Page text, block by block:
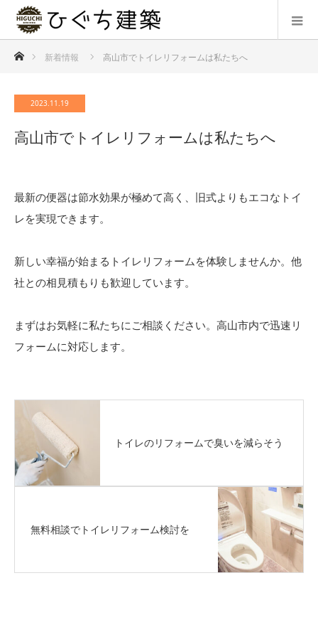
ホーム新着情報 高山市でトイレリフォームは私たちへ
2023.11.19
高山市でトイレリフォームは私たちへ
最新の便器は節水効果が極めて高く、旧式よりもエコなトイ
レを実現できます。
新しい幸福が始まるトイレリフォームを体験しませんか。他
社との相見積もりも歓迎しています。
まずはお気軽に私たちにご相談ください。高山市内で迅速リ
フォームに対応します。
トイレのリフォームで臭いを減らそう
無料相談でトイレリフォーム検討を